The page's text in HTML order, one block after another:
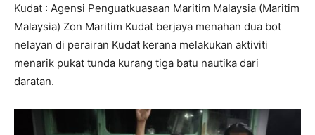
Kudat : Agensi Penguatkuasaan Maritim Malaysia (Maritim
Malaysia) Zon Maritim Kudat berjaya menahan dua bot
nelayan di perairan Kudat kerana melakukan aktiviti
menarik pukat tunda kurang tiga batu nautika dari
daratan.